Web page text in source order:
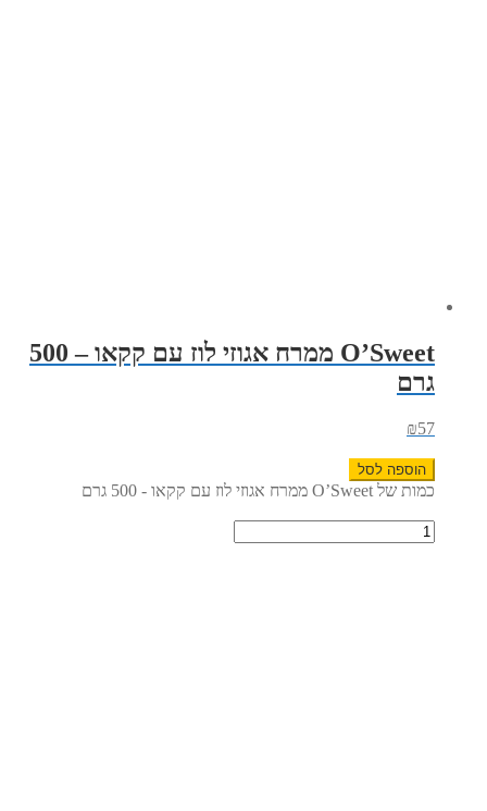
O’Sweet ממרח אגוזי לוז עם קקאו – 500
גרם
₪57
הוספה לסל
כמות של O’Sweet ממרח אגוזי לוז עם קקאו - 500 גרם